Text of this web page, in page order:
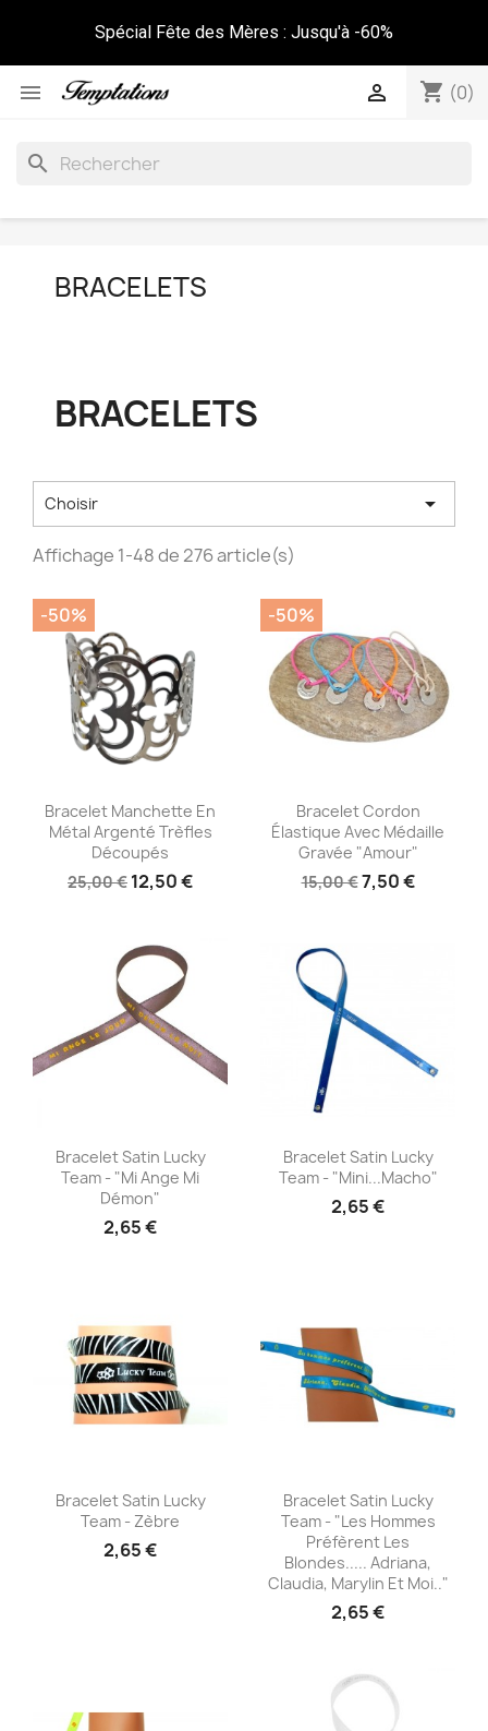
Spécial Fête des Mères : Jusqu'à -60%
 shopping_cart (0)

search
BRACELETS
BRACELETS
Choisir 
Affichage 1-48 de 276 article(s)
Aperçu rapide
Bracelet Manchette En
Métal Argenté Trèfles
Découpés
25,00 € 12,50 €
-50%
Aperçu rapide
Bracelet Cordon
Élastique Avec Médaille
Gravée "Amour"
15,00 €7,50 €
-50%
Aperçu rapide
Bracelet Satin Lucky
Team - "Mi Ange Mi
Démon"
2,65 €
Aperçu rapide
Bracelet Satin Lucky
Team - "Mini...Macho"
2,65 €
Aperçu rapide
Bracelet Satin Lucky
Team - Zèbre
2,65 €
Aperçu rapide
Bracelet Satin Lucky
Team - "Les Hommes
Préfèrent Les
Blondes..... Adriana,
Claudia, Marylin Et Moi.."
2,65 €